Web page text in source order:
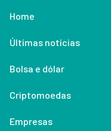
Home
Últimas notícias
Bolsa e dólar
Criptomoedas
Empresas